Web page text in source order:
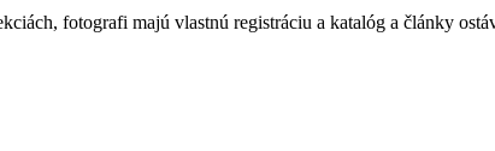
fotografi majú vlastnú registráciu a katalóg a články